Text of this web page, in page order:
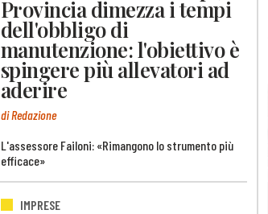
Provincia dimezza i tempi
dell'obbligo di
manutenzione: l'obiettivo è
spingere più allevatori ad
aderire
di Redazione
L'assessore Failoni: «Rimangono lo strumento più
efficace»
IMPRESE